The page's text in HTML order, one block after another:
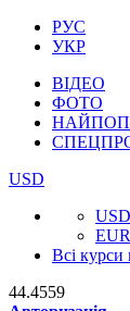
РУС
УКР
ВІДЕО
ФОТО
USD
USD
EUR
Всі курси
44.4559